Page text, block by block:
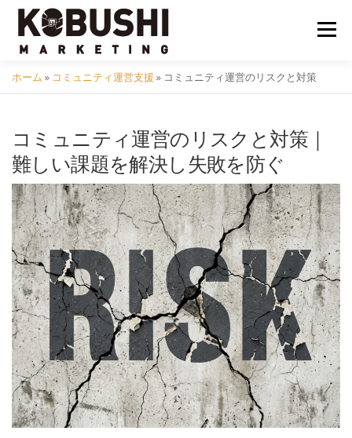
メニュ
コミュニティ サービス 資料DL 問い合わせ
ホーム » コミュニティ運営支援 » コミュニティ運営のリスクと対策
コミュニティ運営のリスクと対策｜
難しい課題を解決し失敗を防ぐ